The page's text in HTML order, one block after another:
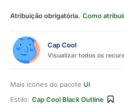
Atribuição obrigatória. Como
Cap Cool
Visualizar todos os
Mais ícones do pacote Ui
Estilo: Cap Cool Black Outline